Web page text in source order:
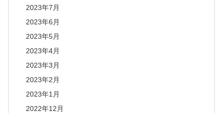
2023年7月
2023年6月
2023年5月
2023年4月
2023年3月
2023年2月
2023年1月
2022年12月